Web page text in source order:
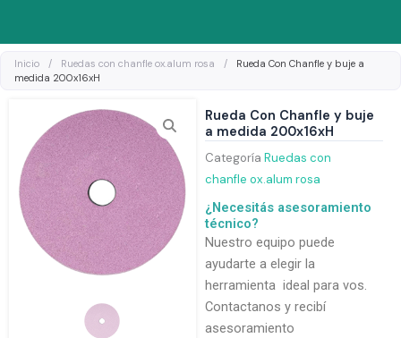
Inicio / Ruedas con chanfle ox.alum rosa /
Rueda Con Chanfle y buje a
medida 200x16xH
Rueda Con Chanfle y buje
a medida 200x16xH
Categoría Ruedas con
chanfle ox.alum rosa
¿Necesitás asesoramiento
técnico?
Nuestro equipo puede
ayudarte a elegir la
herramienta ideal para vos.
Contactanos y recibí
asesoramiento